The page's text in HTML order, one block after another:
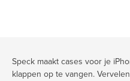
Speck maakt cases voor je
klappen op te vangen.